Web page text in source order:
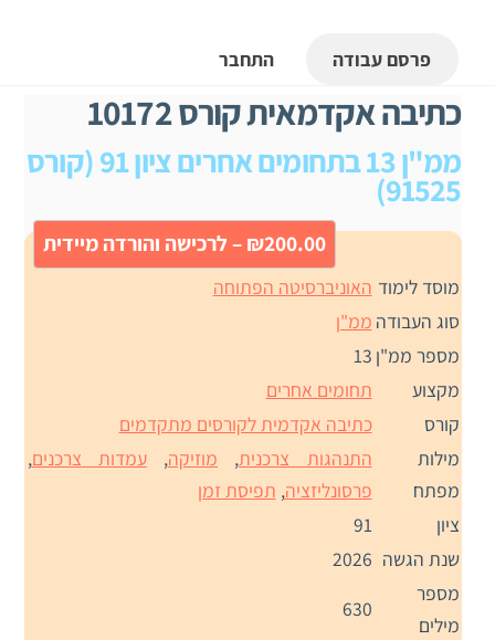
פרסם עבודה התחבר
כתיבה אקדמאית קורס 10172
ממ"ן 13 בתחומים אחרים ציון 91 (קורס
91525)
₪200.00 – לרכישה והורדה מיידית
מוסד לימוד האוניברסיטה הפתוחה
סוג העבודה ממ"ן
מספר ממ"ן 13
מקצוע
תחומים אחרים
קורס
כתיבה אקדמית לקורסים מתקדמים
מילות
מפתח
התנהגות צרכנית, מוזיקה,עמדות צרכנים,
פרסונליזציה, תפיסת זמן
ציון
91
שנת הגשה 2026
מספר
מילים
630